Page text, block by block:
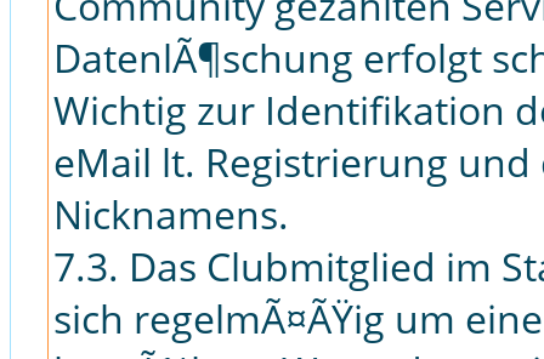
DatenlÃ¶schung erfolgt
Wichtig zur Identifikation
eMail lt. Registrierung
Nicknamens.
7.3. Das Clubmitglied im
sich regelmÃ¤ÃŸig um